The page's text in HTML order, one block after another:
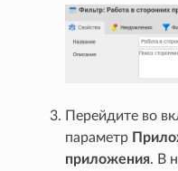
Перейдите во
параметр
приложения. В